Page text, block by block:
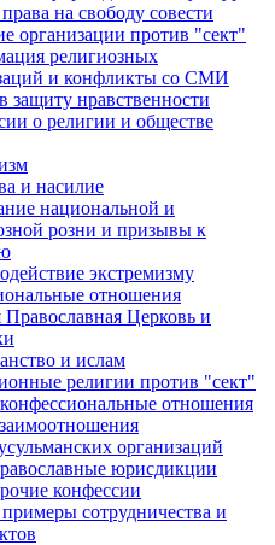
на свободу совести
организации против "сект"
религиозных
и конфликты со СМИ
защиту нравственности
о религии и обществе
и насилие
национальной и
розни и призывы к
экстремизму
отношения
Православная Церковь и
и ислам
религии против "сект"
отношения
организаций
юрисдикции
конфессии
сотрудничества и